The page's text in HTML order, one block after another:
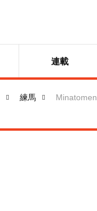
連載
練馬
Minatomen